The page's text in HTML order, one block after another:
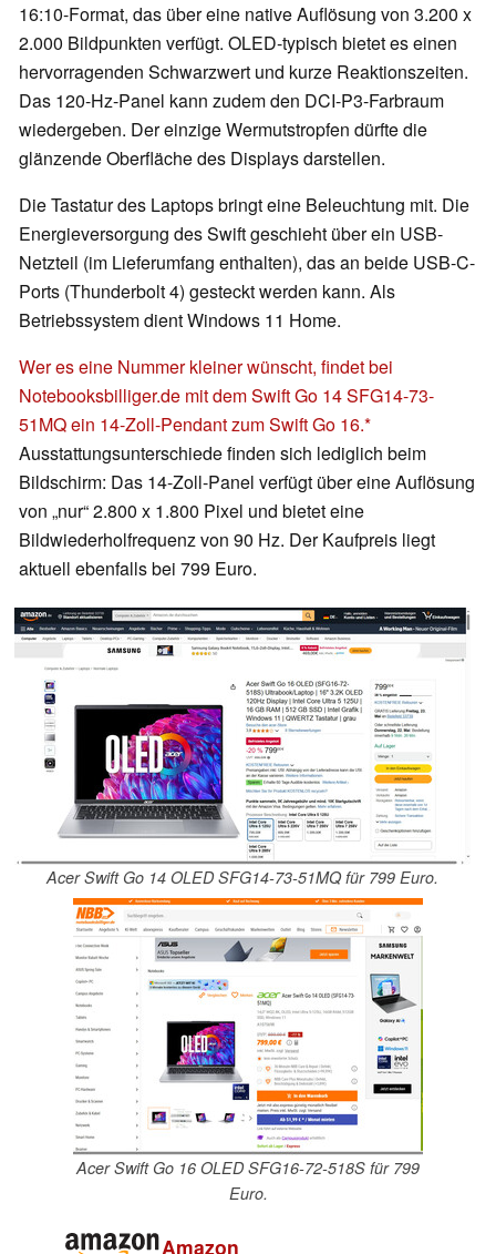
16:10-Format, das über eine native Auflösung von 3.200 x
2.000 Bildpunkten verfügt. OLED-typisch bietet es einen
hervorragenden Schwarzwert und kurze Reaktionszeiten.
Das 120-Hz-Panel kann zudem den DCI-P3-Farbraum
wiedergeben. Der einzige Wermutstropfen dürfte die
glänzende Oberfläche des Displays darstellen.
Die Tastatur des Laptops bringt eine Beleuchtung mit. Die
Energieversorgung des Swift geschieht über ein USB-
Netzteil (im Lieferumfang enthalten), das an beide USB-C-
Ports (Thunderbolt 4) gesteckt werden kann. Als
Betriebssystem dient Windows 11 Home.
Wer es eine Nummer kleiner wünscht, findet bei
Notebooksbilliger.de mit dem Swift Go 14 SFG14-73-
51MQ ein 14-Zoll-Pendant zum Swift Go 16.
Ausstattungsunterschiede finden sich lediglich beim
Bildschirm: Das 14-Zoll-Panel verfügt über eine Auflösung
von „nur“ 2.800 x 1.800 Pixel und bietet eine
Bildwiederholfrequenz von 90 Hz. Der Kaufpreis liegt
aktuell ebenfalls bei 799 Euro.
Acer Swift Go 14 OLED SFG14-73-51MQ für 799 Euro.
Acer Swift Go 16 OLED SFG16-72-518S für 799
Euro.
Amazon